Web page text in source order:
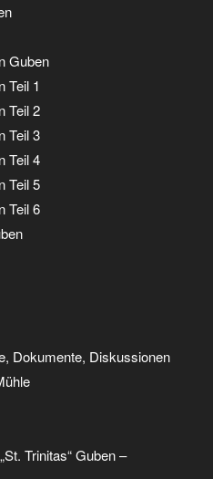
Guben
Teil 1
Teil 2
Teil 3
Teil 4
Teil 5
Teil 6
Dokumente, Diskussionen
Trinitas“ Guben –